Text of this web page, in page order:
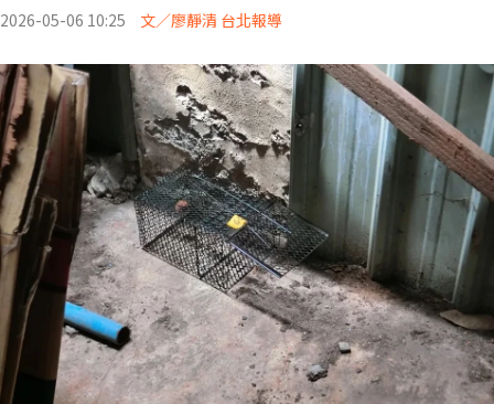
2026-05-06 10:25 文／廖靜清 台北報導